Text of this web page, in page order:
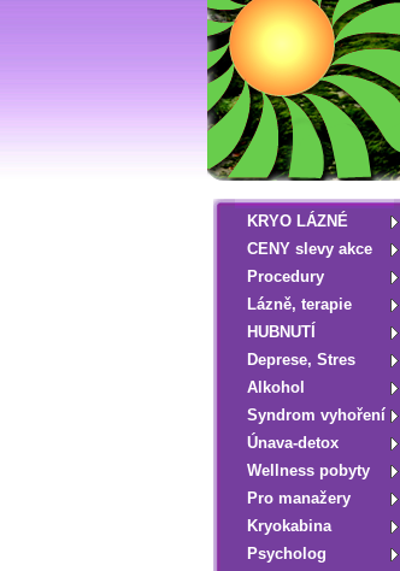
KRYO LÁZNÉ
CENY slevy akce
Procedury
Lázně, terapie
HUBNUTÍ
Deprese, Stres
Alkohol
Syndrom vyhoření
Únava-detox
Wellness pobyty
Pro manažery
Kryokabina
Psycholog